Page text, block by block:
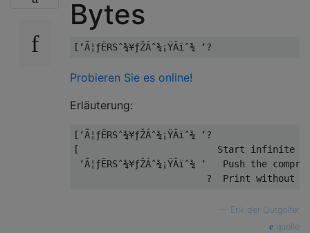
Bytes
Probieren Sie es online!
Erläuterung:
[‘Ã¦ƒËRSˆ¾¥ƒŽÁˆ¾¡ŸÂïˆ¾ ‘?
[                         Start infinite
‘Ã¦ƒËRSˆ¾¥ƒŽÁˆ¾¡ŸÂïˆ¾ ‘   Push the
Erik der Outgolfer
quelle